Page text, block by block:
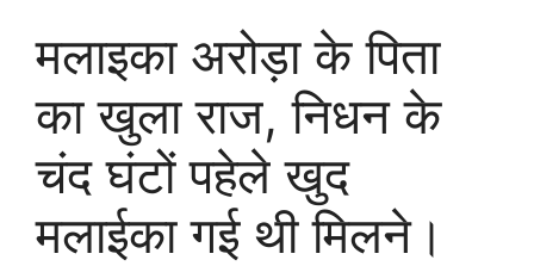
मलाइका अरोड़ा के पिता
का खुला राज, निधन के
चंद घंटों पहेले खुद
मलाईका गई थी मिलने।